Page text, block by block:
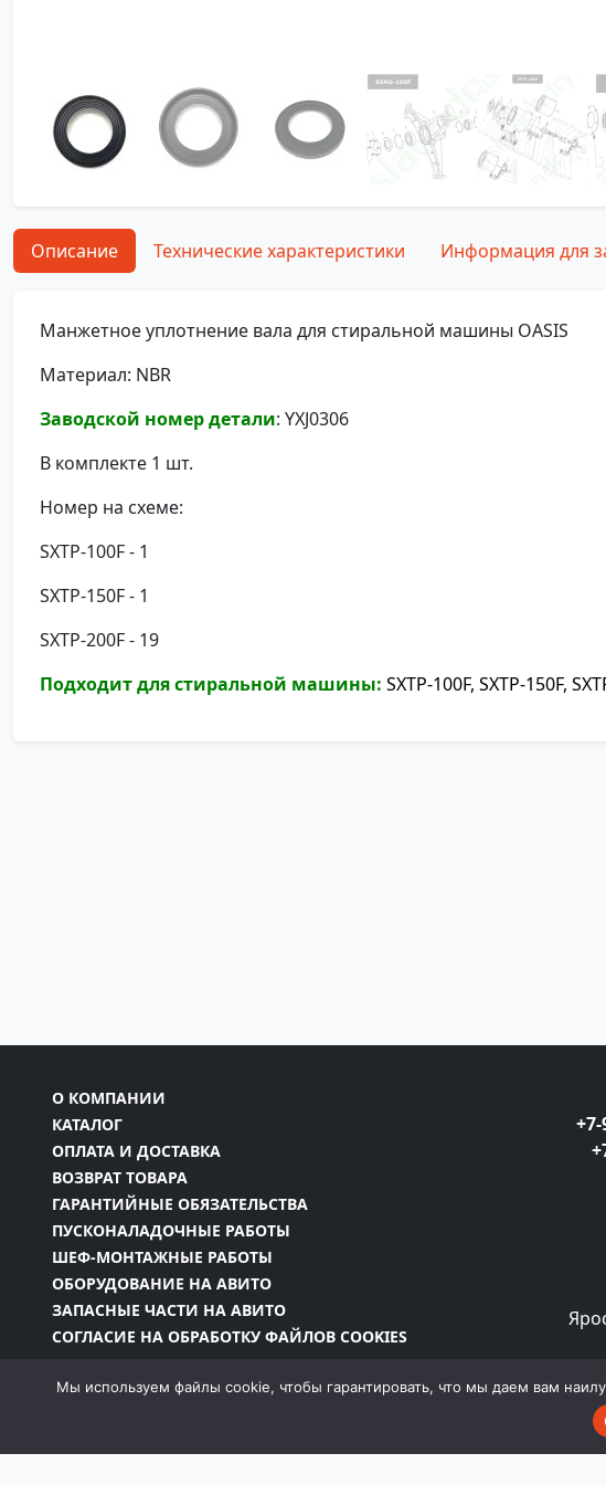
Описание Технические характеристики Информация для
Манжетное уплотнение вала для стиральной машины OASIS
Материал: NBR
Заводской номер детали: YXJ0306
В комплекте 1 шт.
Номер на схеме:
SXTP-100F - 1
SXTP-150F - 1
SXTP-200F - 19
Подходит для стиральной машины: SXTP-100F, SXTP-150F,
О КОМПАНИИ
КАТАЛОГ
ОПЛАТА И ДОСТАВКА
ВОЗВРАТ ТОВАРА
ГАРАНТИЙНЫЕ ОБЯЗАТЕЛЬСТВА
ПУСКОНАЛАДОЧНЫЕ РАБОТЫ
ШЕФ-МОНТАЖНЫЕ РАБОТЫ
ОБОРУДОВАНИЕ НА АВИТО
ЗАПАСНЫЕ ЧАСТИ НА АВИТО
СОГЛАСИЕ НА ОБРАБОТКУ ФАЙЛОВ COOKIES
Мы используем файлы cookie, чтобы гарантировать, что мы даем вам